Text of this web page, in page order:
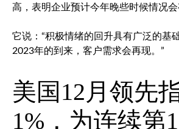
高，表明企业预计今年晚些时候情况会
它说：“积极情绪的回升具有广泛的基
2023年的到来，客户需求会再现。”
美国12月领先
1%，为连续第